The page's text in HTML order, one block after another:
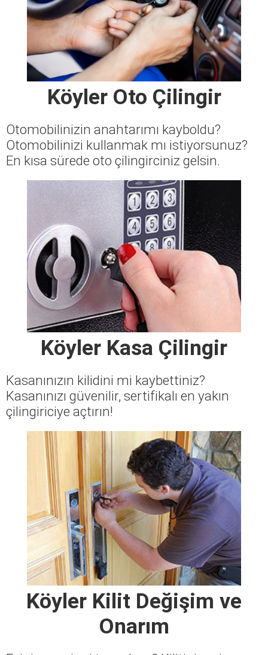
Köyler Oto Çilingir
Otomobilinizin anahtarımı kayboldu?
Otomobilinizi kullanmak mı istiyorsunuz?
En kısa sürede oto çilingirciniz gelsin.
Köyler Kasa Çilingir
Kasanınızın kilidini mi kaybettiniz?
Kasanınızı güvenilir, sertifikalı en yakın
çilingiriciye açtırın!
Köyler Kilit Değişim ve
Onarım